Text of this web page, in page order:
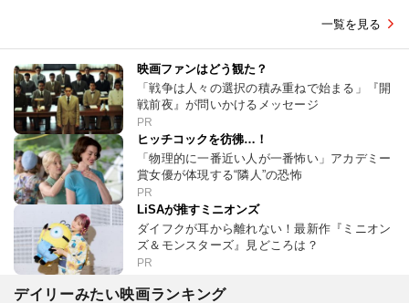
一覧を見る
映画ファンはどう観た？
「戦争は人々の選択の積み重ねで始まる」『開
戦前夜』が問いかけるメッセージ
PR
ヒッチコックを彷彿…！
「物理的に一番近い人が一番怖い」アカデミー
賞女優が体現する“隣人”の恐怖
PR
LiSAが推すミニオンズ
ダイフクが耳から離れない！最新作『ミニオン
ズ＆モンスターズ』見どころは？
PR
デイリーみたい映画ランキング